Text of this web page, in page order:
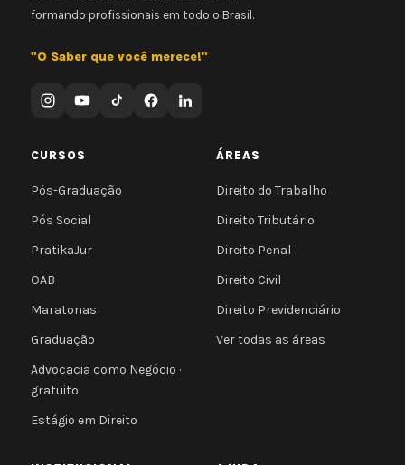
formando profissionais em todo o Brasil.
"O Saber que você merece!"
CURSOS
Pós-Graduação
Pós Social
PratikaJur
OAB
Maratonas
Graduação
Advocacia como Negócio ·
gratuito
Estágio em Direito
ÁREAS
Direito do Trabalho
Direito Tributário
Direito Penal
Direito Civil
Direito Previdenciário
Ver todas as áreas